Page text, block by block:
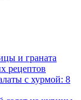
рецептов
с хурмой: 8